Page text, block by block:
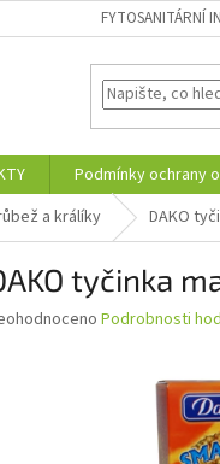
FYTOSANITÁRNÍ
Podmínky ochrany
a králíky DAKO
tyčinka
Podrobnosti